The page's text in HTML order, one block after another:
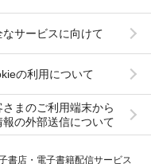
なサービスに向けて
の利用について
さまのご利用端末から
報の外部送信について
書店・電子書籍配信サービス